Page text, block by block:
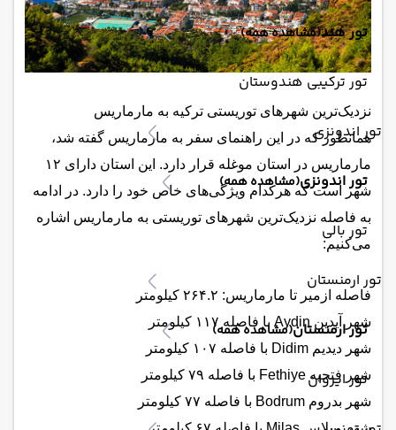
تور هند(مشاهده همه)
تور ترکیبی هندوستان
تور اندونزی
تور اندونزی(مشاهده همه)
تور بالی
تور ارمنستان
تور ارمنستان(مشاهده همه)
تور ایروان
نزدیک‌ترین شهرهای توریستی ترکیه به مارماریس
همانطور که در این راهنمای سفر به مارماریس گفته شد،
مارماریس در استان موغله قرار دارد. این استان دارای ۱۲
شهر است که هرکدام ویژگی‌های خاص خود را دارد. در ادامه
به فاصله نزدیک‌ترین شهرهای توریستی به مارماریس اشاره
می‌کنیم:
فاصله ازمیر تا مارماریس: ۲۶۴.۲ کیلومتر
شهر آیدین Aydin با فاصله ۱۱۷ کیلومتر
شهر دیدیم Didim با فاصله ۱۰۷ کیلومتر
شهر فتحیه Fethiye با فاصله ۷۹ کیلومتر
شهر بدروم Bodrum با فاصله ۷۷ کیلومتر